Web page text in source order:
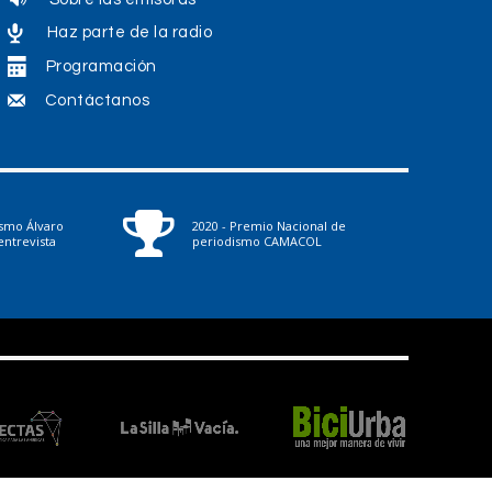
Haz parte de la radio
Programación
Contáctanos
Álvaro
2020 - Premio Nacional de
periodismo CAMACOL